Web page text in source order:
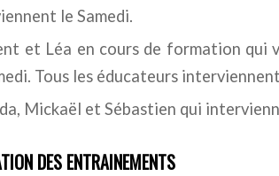
le Samedi.
et Léa en cours de formation qui
Tous les éducateurs
Mickaël et Sébastien qui
DES ENTRAINEMENTS